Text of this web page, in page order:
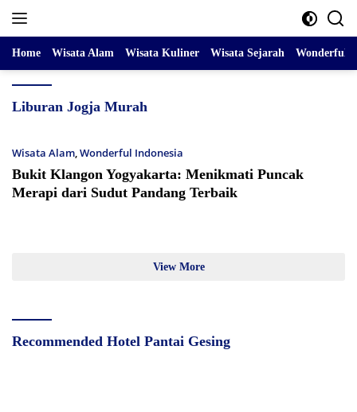
Home Wisata Alam Wisata Kuliner Wisata Sejarah Wonderful
Liburan Jogja Murah
Wisata Alam,Wonderful Indonesia
Bukit Klangon Yogyakarta: Menikmati Puncak
Merapi dari Sudut Pandang Terbaik
View More
Recommended Hotel Pantai Gesing